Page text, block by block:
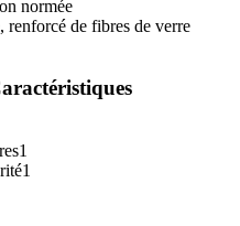
normée
renforcé de fibres de verre
1
1